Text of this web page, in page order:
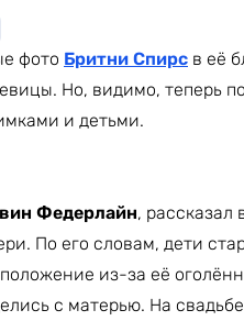
фото Бритни Спирс в её
Но, видимо, теперь
и детьми.
Федерлайн, рассказал
По его словам, дети
из-за её
с матерью. На